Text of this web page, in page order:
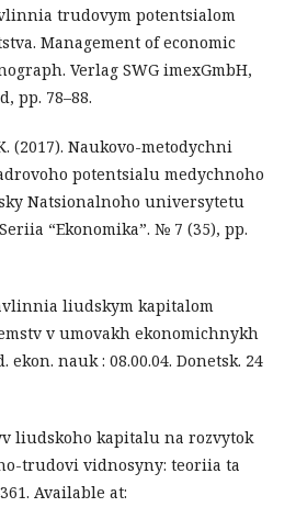
trudovym potentsialom
Management of economic
Verlag SWG imexGmbH,
pp. 78–88.
(2017). Naukovo-metodychni
potentsialu medychnoho
Natsionalnoho universytetu
“Ekonomika”. № 7 (35), pp.
liudskym kapitalom
v umovakh ekonomichnykh
ekon. nauk : 08.00.04. Donetsk. 24
liudskoho kapitalu na rozvytok
trudovi vidnosyny: teoriia ta
Available at: